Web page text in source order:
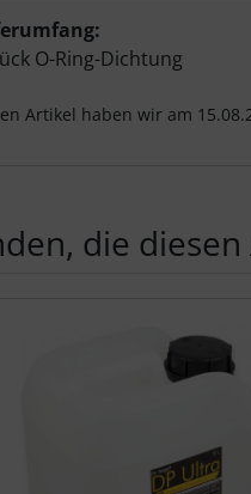
O-Ring-Dichtung
Artikel haben wir am
die